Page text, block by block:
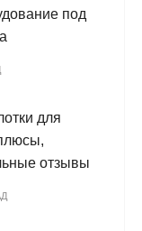
под
для
отзывы